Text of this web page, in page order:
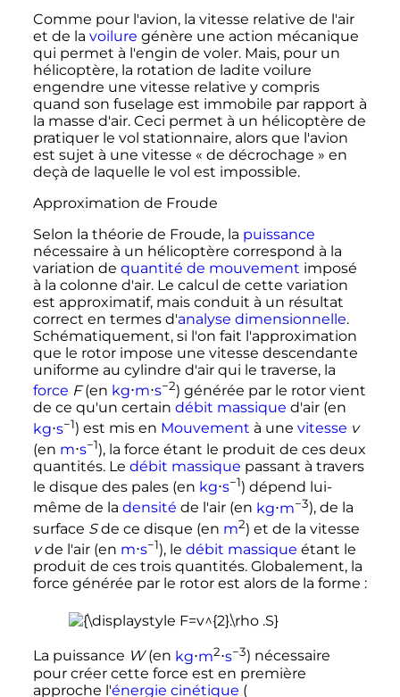
Comme pour l'avion, la vitesse relative de l'air
et de la voilure génère une action mécanique
qui permet à l'engin de voler. Mais, pour un
hélicoptère, la rotation de ladite voilure
engendre une vitesse relative y compris
quand son fuselage est immobile par rapport à
la masse d'air. Ceci permet à un hélicoptère de
pratiquer le vol stationnaire, alors que l'avion
est sujet à une vitesse « de décrochage » en
deçà de laquelle le vol est impossible.
Approximation de Froude
Selon la théorie de Froude, la puissance
nécessaire à un hélicoptère correspond à la
variation de quantité de mouvement imposé
à la colonne d'air. Le calcul de cette variation
est approximatif, mais conduit à un résultat
correct en termes d'analyse dimensionnelle.
Schématiquement, si l'on fait l'approximation
que le rotor impose une vitesse descendante
uniforme au cylindre d'air qui le traverse, la
force F(en kg⋅m⋅s−2) générée par le rotor vient
de ce qu'un certain débit massique d'air (en
kg⋅s−1) est mis en Mouvement à une vitesse v
(en m⋅s−1), la force étant le produit de ces deux
quantités. Le débit massique passant à travers
le disque des pales (en kg⋅s−1) dépend lui-
même de la densité de l'air (en kg⋅m−3), de la
surface Sde ce disque (en m2) et de la vitesse
vde l'air (en m⋅s−1), le débit massique étant le
produit de ces trois quantités. Globalement, la
force générée par le rotor est alors de la forme :
La puissance W(en kg⋅m2⋅s−3) nécessaire
pour créer cette force est en première
approche l'énergie cinétique (